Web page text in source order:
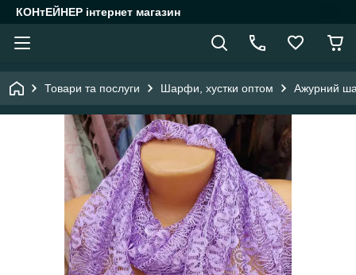
КОНтЕЙНЕР інтернет магазин
Товари та послуги Шарфи, хустки оптом Ажурний